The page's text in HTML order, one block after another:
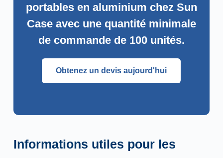
portables en aluminium chez Sun
Case avec une quantité minimale
de commande de 100 unités.
Obtenez un devis aujourd'hui
Informations utiles pour les